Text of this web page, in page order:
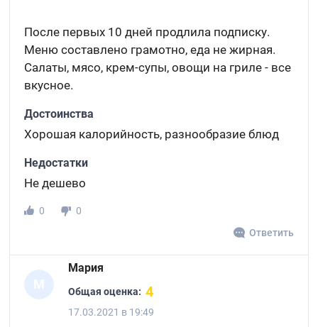
После первых 10 дней продлила подписку.
Меню составлено грамотно, еда не жирная.
Салаты, мясо, крем-супы, овощи на гриле - все
вкусное.
Достоинства
Хорошая калорийность, разнообразие блюд
Недостатки
Не дешево
0
0
Ответить
М
Мария
Общая оценка: 4
17.03.2021 в 19:49